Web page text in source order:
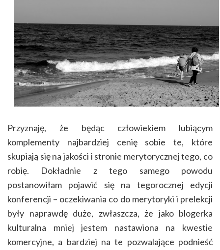
Przyznaję, że będąc człowiekiem lubiącym
komplementy najbardziej cenię sobie te, które
skupiają się na jakości i stronie merytorycznej tego, co
robię. Dokładnie z tego samego powodu
postanowiłam pojawić się na tegorocznej edycji
konferencji – oczekiwania co do merytoryki i prelekcji
były naprawdę duże, zwłaszcza, że jako blogerka
kulturalna mniej jestem nastawiona na kwestie
komercyjne, a bardziej na te pozwalające podnieść